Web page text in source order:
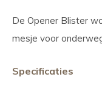
De Opener Blister
mesje voor
Specificaties